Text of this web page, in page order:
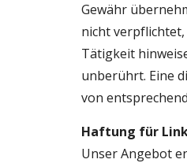
Gewähr
nicht
Tätigkeit
unberührt. Eine
von
Haftung für
Unser Angebot